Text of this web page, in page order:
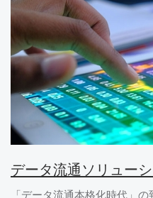
データ流通ソリュー
「データ流通本格化時代」